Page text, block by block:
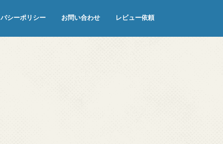
シーポリシー お問い合わせ レビュー依頼